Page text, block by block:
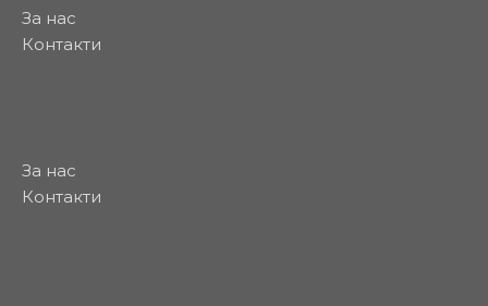
За нас
Контакти
За нас
Контакти